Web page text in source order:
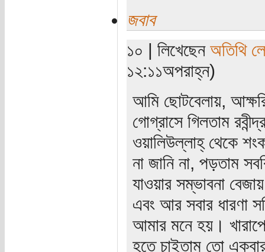
জবাব
১০ | লিখেছেন অতিথি
১২:১১অপরাহ্ন)
আমি ছোটবেলায়,
গোগ্রাসে গিলতাম
ওয়ালিউল্লাহ্ থেকে
না জানি না, পড়তাম
যাওয়ার সম্ভাবনা
এবং আর সবার ধারণা
আমার মনে হয়।
হতে চাইতাম তো